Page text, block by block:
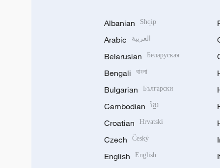
Albanian Shqip
Arabic العربية
Belarusian Беларуская
Bengali বাংলা
Bulgarian Български
Cambodian ខ្មែរ
Croatian Hrvatski
Czech Český
English English